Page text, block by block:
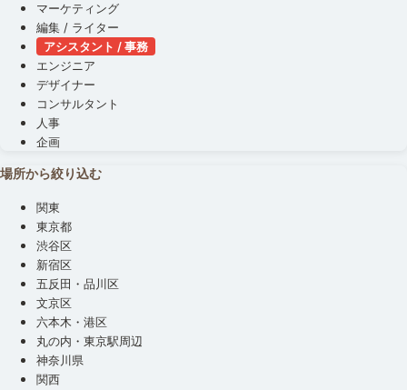
マーケティング
編集 / ライター
アシスタント / 事務
エンジニア
デザイナー
コンサルタント
人事
企画
場所から絞り込む
関東
東京都
渋谷区
新宿区
五反田・品川区
文京区
六本木・港区
丸の内・東京駅周辺
神奈川県
関西